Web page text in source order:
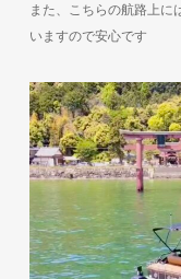
また、こちらの航路上に
いますので安心です